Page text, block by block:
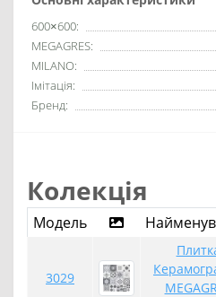
600×600:
MEGAGRES:
MILANO:
Імітація:
Бренд:
Колекція
Модель
3029